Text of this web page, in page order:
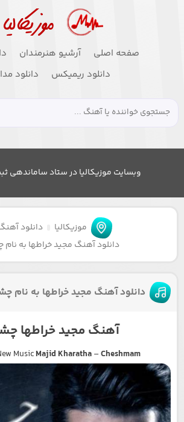
صفحه اصلی آرشیو هنرمندان
دانلود ریمیکس
دانلود
وبسایت موزیکالیا در ستاد ساماندهی
موزیکالیا
دانلود
دانلود آهنگ مجید خراطها به
دانلود آهنگ مجید خراطها به نام
آهنگ مجید خراطها
MusicMajid Kharatha–Cheshmam